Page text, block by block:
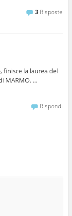
3 Risposte
finisce la laurea del
MARMO. …
Rispondi